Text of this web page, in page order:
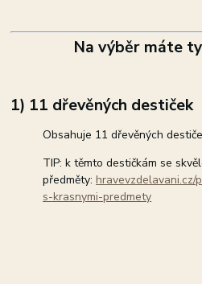
Na výběr máte
1) 11 dřevěných destiček
Obsahuje 11 dřevěných
TIP: k těmto destičkám se
předměty:
s-krasnymi-predmety